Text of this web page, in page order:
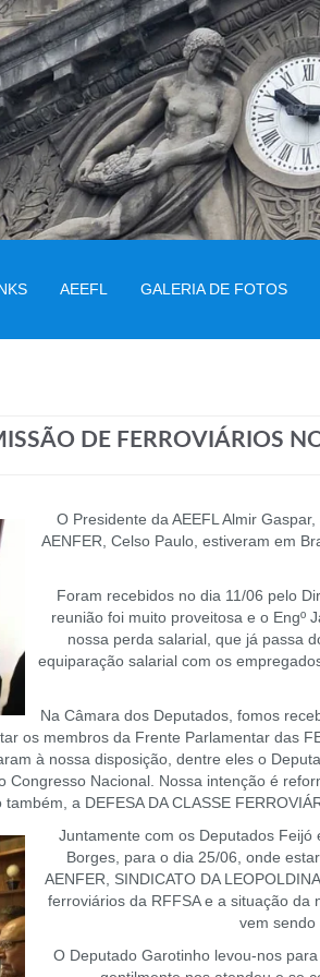
AEEFL GALERIA DE FOTOS
DE FERROVIÁRIOS
O Presidente da AEEFL Almir
AENFER, Celso Paulo, estiveram em
Foram recebidos no dia 11/06 pelo
reunião foi muito proveitosa e o Engº
nossa perda salarial, que já passa
equiparação salarial com os
Na Câmara dos Deputados, fomos
os membros da Frente Parlamentar das
à nossa disposição, dentre eles o
Congresso Nacional. Nossa intenção é
também, a DEFESA DA CLASSE
Juntamente com os Deputados Feijó
Borges, para o dia 25/06, onde
AENFER, SINDICATO DA
ferroviários da RFFSA e a situação
vem sendo
O Deputado Garotinho levou-nos